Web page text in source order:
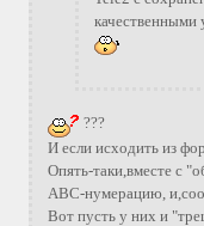
качественными
???
И если исходить из
Опять-таки,вместе с
ABC-нумерацию,
Вот пусть у них и